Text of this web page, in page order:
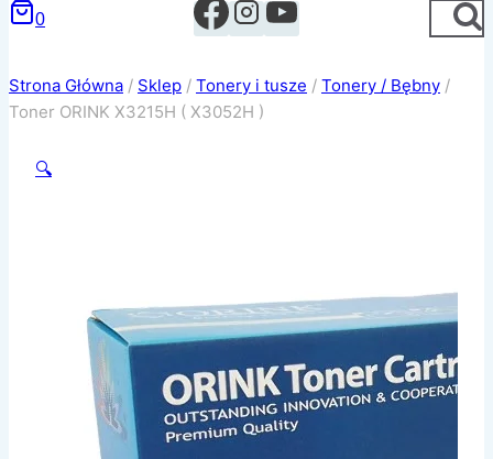
0
Strona Główna / Sklep / Tonery i tusze / Tonery / Bębny /
Toner ORINK X3215H ( X3052H )
🔍